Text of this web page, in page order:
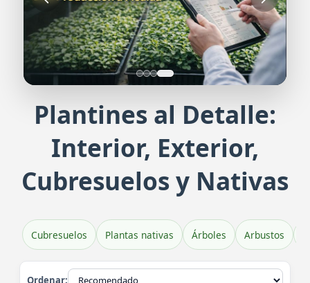
Plantines de Veronica
Belleza y color en tu jardín
Plantines al Detalle:
Interior, Exterior,
Cubresuelos y Nativas
Cubresuelos Plantas nativas Árboles Arbustos
Ordenar: